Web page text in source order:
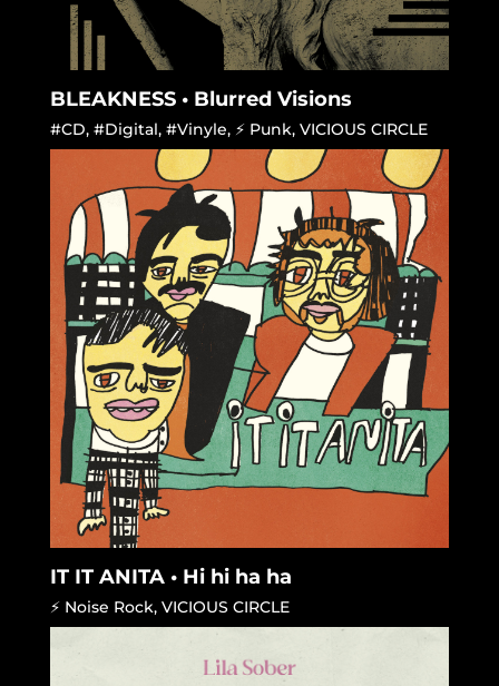
BLEAKNESS • Blurred Visions
#CD, #Digital, #Vinyle, ⚡ Punk, VICIOUS CIRCLE
IT IT ANITA • Hi hi ha ha
⚡ Noise Rock, VICIOUS CIRCLE